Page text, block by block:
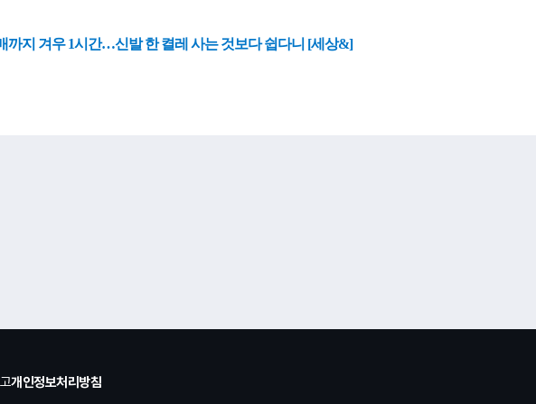
까지 겨우 1시간…신발 한 켤레 사는 것보다 쉽다니 [세상&]
개인정보처리방침